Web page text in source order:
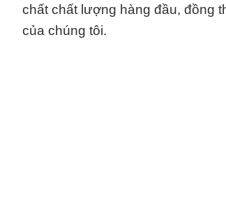
chất chất lượng hàng đầu, đồng
của chúng tôi.